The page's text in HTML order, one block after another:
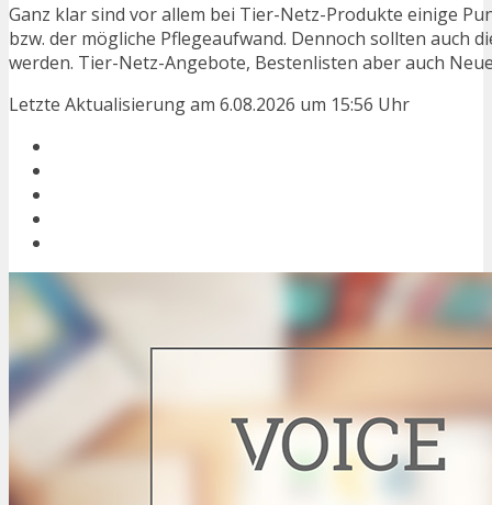
Ganz klar sind vor allem bei Tier-Netz-Produkte einige
bzw. der mögliche Pflegeaufwand. Dennoch sollten auch
werden. Tier-Netz-Angebote, Bestenlisten aber auch
Letzte Aktualisierung am 6.08.2026 um 15:56 Uhr